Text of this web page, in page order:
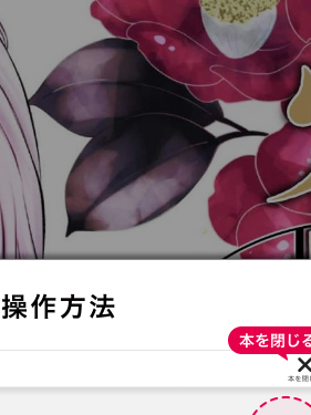
vnqp.lunrzsdszk.vn.oi